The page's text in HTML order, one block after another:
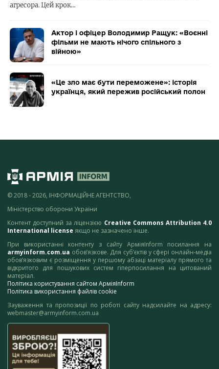
агресора. Цей крок…
Актор і офіцер Володимир Ращук: «Воєнні
фільми не мають нічого спільного з
війною»
«Це зло має бути переможене»: історія
українця, який пережив російський полон
© 2018 - 2026, ІНФОРМАЦІЙНЕ АГЕНТСТВО,
Міністерство оборони України
Контент доступний за ліцензією Creative Commons Attribution 4.0
International license якщо не зазначено інше.
При використанні контенту з сайту АрміяInform посилання на
armyinform.com.ua обов’язкове. Для суб’єктів у сфері онлайн-медіа
обов’язковим є розміщення у першому абзаці матеріалу прямого та
відкритого для пошукових систем гіперпосилання на цитований
матеріал.
Політика користування сайтом АрміяInform
Політика використання файлів cookie
Зауваження та пропозиції по роботі сайту надсилайте на адресу:
webmaster@armyinform.com.ua